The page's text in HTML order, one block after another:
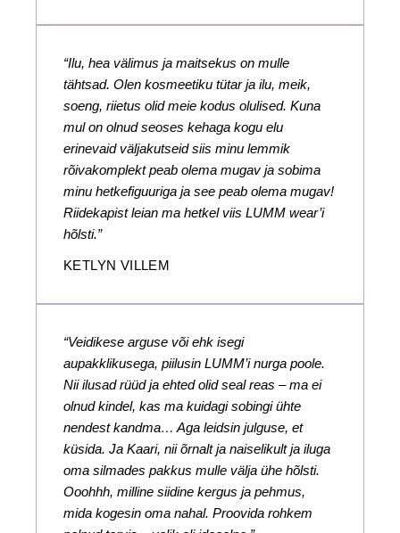
“Ilu, hea välimus ja maitsekus on mulle
tähtsad. Olen kosmeetiku tütar ja ilu, meik,
soeng, riietus olid meie kodus olulised. Kuna
mul on olnud seoses kehaga kogu elu
erinevaid väljakutseid siis minu lemmik
rõivakomplekt peab olema mugav ja sobima
minu hetkefiguuriga ja see peab olema mugav!
Riidekapist leian ma hetkel viis LUMM wear’i
hõlsti.”
KETLYN VILLEM
“Veidikese arguse või ehk isegi
aupakklikusega, piilusin LUMM’i nurga poole.
Nii ilusad rüüd ja ehted olid seal reas – ma ei
olnud kindel, kas ma kuidagi sobingi ühte
nendest kandma… Aga leidsin julguse, et
küsida. Ja Kaari, nii õrnalt ja naiselikult ja iluga
oma silmades pakkus mulle välja ühe hõlsti.
Ooohhh, milline siidine kergus ja pehmus,
mida kogesin oma nahal. Proovida rohkem